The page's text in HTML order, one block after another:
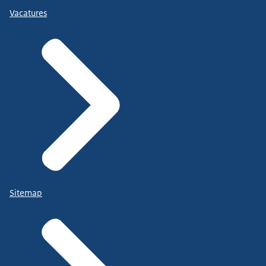
Vacatures
Sitemap